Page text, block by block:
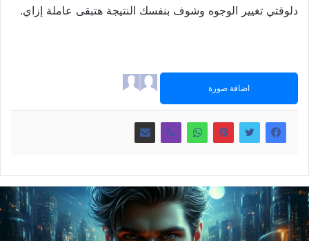
دلوقتي تغيير الوجوه وشوف بنفسك النتيجة هتبقى عاملة إزاي.
اضافة صورة